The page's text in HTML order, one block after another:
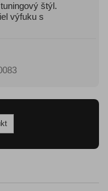
štýl.
výfuku s